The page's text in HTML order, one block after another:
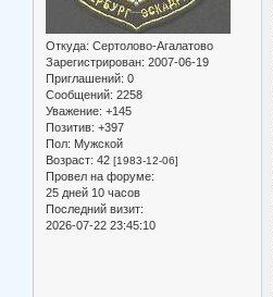
Откуда: Сертолово-Агалатово
Зарегистрирован: 2007-06-19
Приглашений: 0
Сообщений: 2258
Уважение: +145
Позитив: +397
Пол: Мужской
Возраст: 42 [1983-12-06]
Провел на форуме:
25 дней 10 часов
Последний визит:
2026-07-22 23:45:10